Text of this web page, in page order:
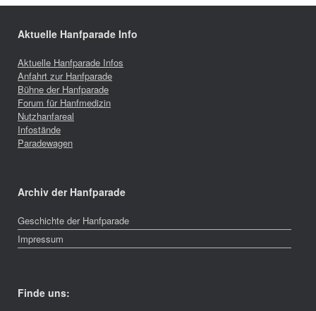
Aktuelle Hanfparade Info
Aktuelle Hanfparade Infos
Anfahrt zur Hanfparade
Bühne der Hanfparade
Forum für Hanfmedizin
Nutzhanfareal
Infostände
Paradewagen
Archiv der Hanfparade
Geschichte der Hanfparade
Impressum
Finde uns: